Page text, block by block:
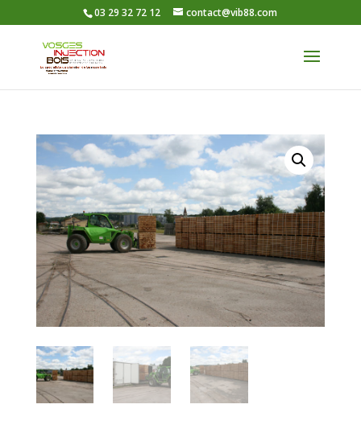
03 29 32 72 12 contact@vib88.com